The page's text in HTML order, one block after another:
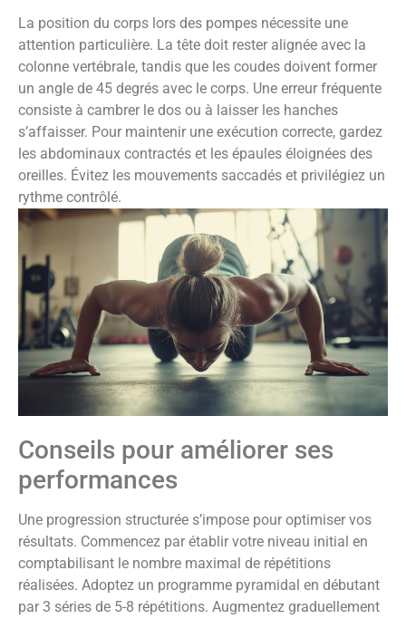
La position du corps lors des pompes nécessite une
attention particulière. La tête doit rester alignée avec la
colonne vertébrale, tandis que les coudes doivent former
un angle de 45 degrés avec le corps. Une erreur fréquente
consiste à cambrer le dos ou à laisser les hanches
s’affaisser. Pour maintenir une exécution correcte, gardez
les abdominaux contractés et les épaules éloignées des
oreilles. Évitez les mouvements saccadés et privilégiez un
rythme contrôlé.
Conseils pour améliorer ses
performances
Une progression structurée s’impose pour optimiser vos
résultats. Commencez par établir votre niveau initial en
comptabilisant le nombre maximal de répétitions
réalisées. Adoptez un programme pyramidal en débutant
par 3 séries de 5-8 répétitions. Augmentez graduellement